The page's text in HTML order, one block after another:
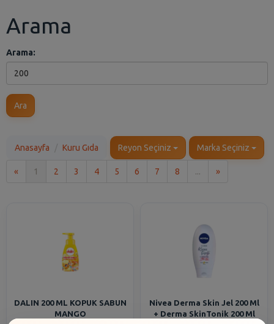
Arama
Arama:
Ara
Anasayfa Kuru Gıda Reyon Seçiniz Marka Seçiniz
« 1 2 3 4 5 6 7 8 ... »Son
DALIN 200 ML KOPUK SABUN
MANGO
Nivea Derma Skin Jel 200 Ml
+ Derma SkinTonik 200 Ml